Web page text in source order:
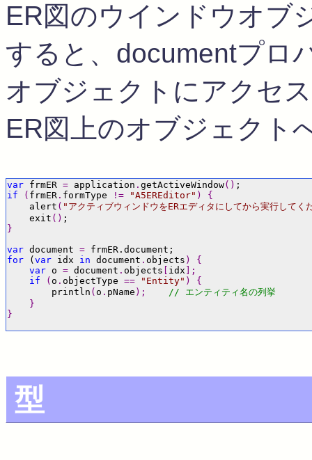
ER図のウインドウオブ
すると、documentプロ
オブジェクトにアクセ
ER図上のオブジェクト
var frmER = application . getActiveWindow()
if
( frmER . formType != "A5EREditor" )
{
    alert
( "アクティブウィンドウをERエディタにしてから実行してく
    exit
()
}
var document =
for ( var idx in document . objects )
{
var o = document . objects idx ];
if
( o . objectType == "Entity" )
{
        println
( o . pName );
// エンティティ名の列挙
}
}
型